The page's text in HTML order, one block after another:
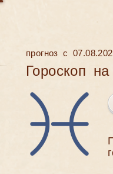
прогноз с
Гороскоп